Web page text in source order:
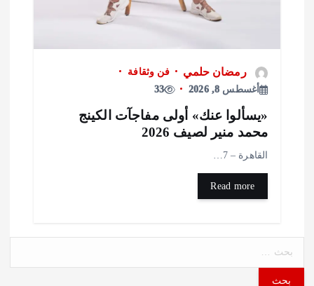
رمضان حلمي
فن وثقافة
أغسطس 8, 2026
33
عنك» أولى مفاجآت الكينج
منير لصيف 2026